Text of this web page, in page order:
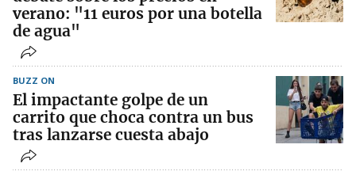
verano: "11 euros por una botella
de agua"
BUZZ ON
El impactante golpe de un
carrito que choca contra un bus
tras lanzarse cuesta abajo